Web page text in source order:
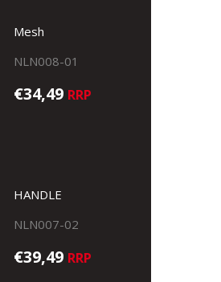
Mesh
NLN008-01
€34,49 RRP
HANDLE
NLN007-02
€39,49 RRP